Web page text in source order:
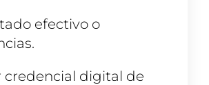
efectivo o
credencial digital de